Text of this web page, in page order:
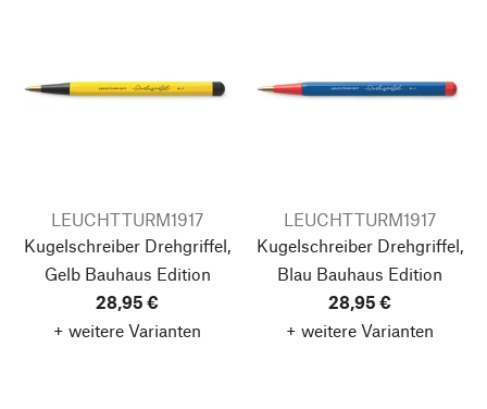
LEUCHTTURM1917
Kugelschreiber Drehgriffel,
GelbBauhaus Edition
28,95 €
+ weitere Varianten
LEUCHTTURM1917
Kugelschreiber Drehgriffel,
Blau Bauhaus Edition
28,95 €
+ weitere Varianten